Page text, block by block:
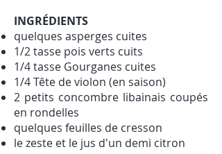
INGRÉDIENTS
quelques asperges cuites
1/2 tasse pois verts cuits
1/4 tasse Gourganes cuites
1/4 Tête de violon (en saison)
2 petits concombre libainais coupés
en rondelles
quelques feuilles de cresson
le zeste et le jus d'un demi citron